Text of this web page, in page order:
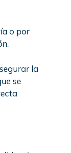
o por
la
se